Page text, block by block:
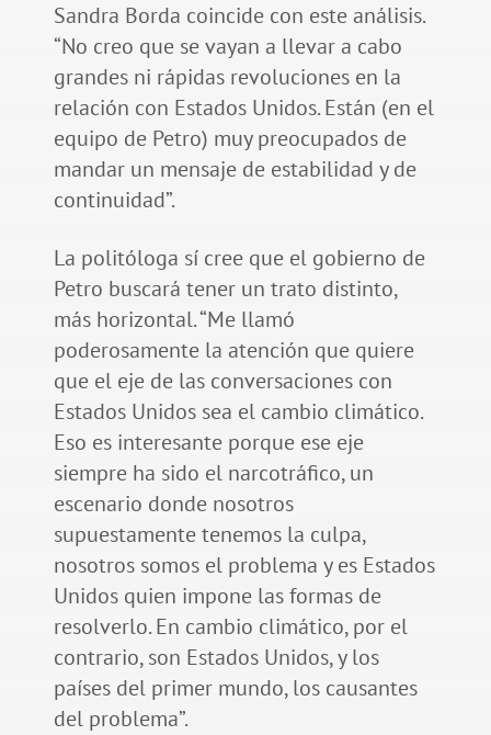
Sandra Borda coincide con este análisis.
“No creo que se vayan a llevar a cabo
grandes ni rápidas revoluciones en la
relación con Estados Unidos. Están (en el
equipo de Petro) muy preocupados de
mandar un mensaje de estabilidad y de
continuidad”.
La politóloga sí cree que el gobierno de
Petro buscará tener un trato distinto,
más horizontal. “Me llamó
poderosamente la atención que quiere
que el eje de las conversaciones con
Estados Unidos sea el cambio climático.
Eso es interesante porque ese eje
siempre ha sido el narcotráfico, un
escenario donde nosotros
supuestamente tenemos la culpa,
nosotros somos el problema y es Estados
Unidos quien impone las formas de
resolverlo. En cambio climático, por el
contrario, son Estados Unidos, y los
países del primer mundo, los causantes
del problema”.